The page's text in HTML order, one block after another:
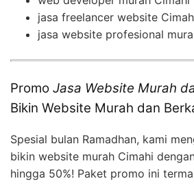
jasa freelancer website
jasa website profesional
Promo Jasa Website Murah
Bikin Website Murah dan
Spesial bulan Ramadhan, kami
bikin website murah Cimahi
hingga 50%! Paket promo ini